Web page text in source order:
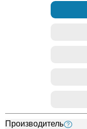
Производитель ?